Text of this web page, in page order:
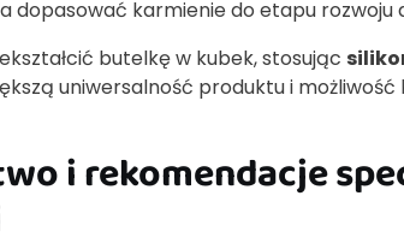
dopasować karmienie do etapu rozwoju
butelkę w kubek, stosując
uniwersalność produktu i
i rekomendacje